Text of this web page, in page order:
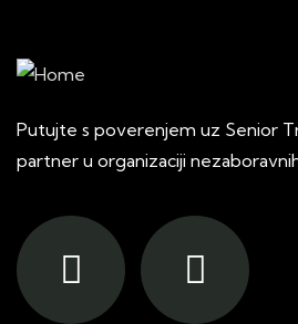
Putujte s poverenjem uz Senior
partner u organizaciji